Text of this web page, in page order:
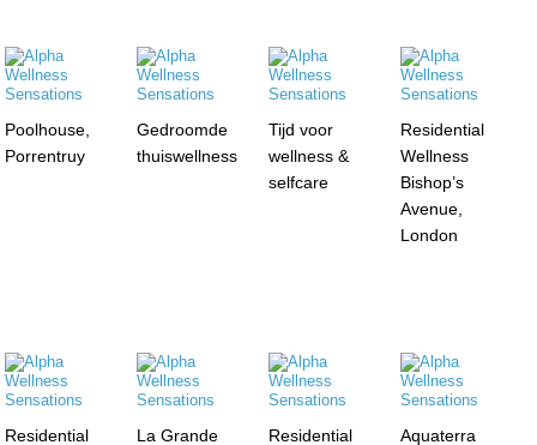
Poolhouse,
Porrentruy
Gedroomde
thuiswellness
Tijd voor
wellness &
selfcare
Residential
Wellness
Bishop’s
Avenue,
London
Residential
La Grande
Residential
Aquaterra